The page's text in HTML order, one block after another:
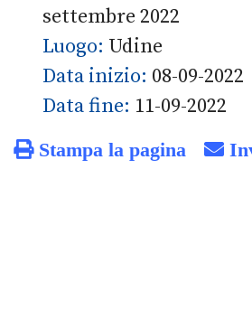
settembre 2022
Luogo: Udine
Data inizio: 08-09-2022
Data fine: 11-09-2022
Stampa la pagina